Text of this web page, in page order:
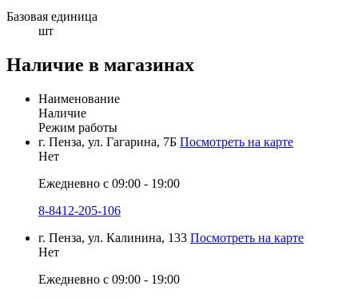
Базовая единица
шт
Наличие в магазинах
Наименование
Наличие
Режим работы
г. Пенза, ул. Гагарина, 7Б Посмотреть на карте
Нет
Ежедневно с 09:00 - 19:00
8-8412-205-106
г. Пенза, ул. Калинина, 133 Посмотреть на карте
Нет
Ежедневно с 09:00 - 19:00